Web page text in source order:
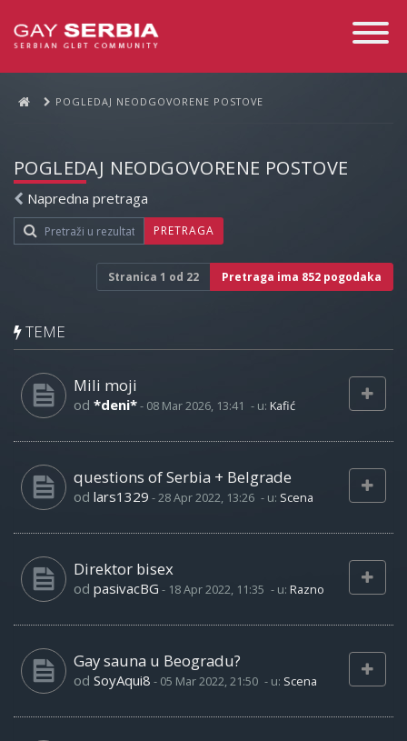
Toggle
POGLEDAJ NEODGOVORENE POSTOVE
POGLEDAJ NEODGOVORENE POSTOVE
Napredna pretraga
PRETRAGA
Stranica 1 od 22 Pretraga ima 852 pogodaka
TEME
Mili moji
od *deni*- 08 Mar 2026, 13:41 - u: Kafić
questions of Serbia + Belgrade
od lars1329 -28 Apr 2022, 13:26 - u: Scena
Direktor bisex
od pasivacBG - 18 Apr 2022, 11:35 - u: Razno
Gay sauna u Beogradu?
od SoyAqui8 - 05 Mar 2022, 21:50 - u: Scena